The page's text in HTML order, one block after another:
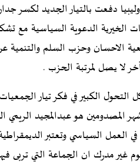
دفعت بالتيار الجديد لكسر جدار
الخيرية الدعوية السياسية مع
الاحسان وحزب السلم
لا يصل لمرتبة الحزب .
التحول الكبير في فكر تيار
المصدومين هو عبدالمجيد الريمي
في العمل السياسي وتعتبر
غير مدرك ان الجماعة التي تربى